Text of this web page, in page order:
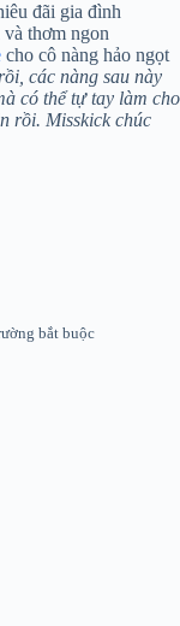
đãi gia đình
và thơm ngon
cho cô nàng hảo ngọt
các nàng sau này
có thể tự tay làm cho
rồi. Misskick chúc
bắt buộc